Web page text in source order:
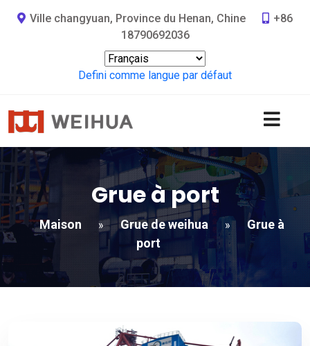
Ville changyuan, Province du Henan, Chine
+86
18790692036
Defini comme langue par défaut
Grue à port
Maison » Grue de weihua »
Grue à
port